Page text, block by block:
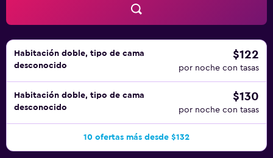
Habitación doble, tipo de cama
desconocido
$122
por noche con tasas
Habitación doble, tipo de cama
desconocido
$130
por noche con tasas
10 ofertas más desde $132